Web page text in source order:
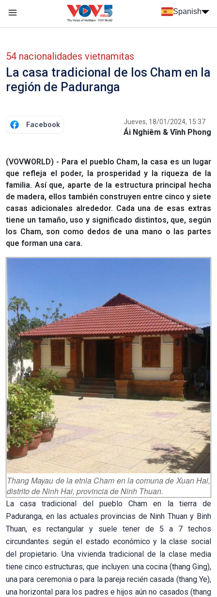
Spanish
54 nacionalidades vietnamitas
La casa tradicional de los Cham en la
región de Paduranga
Facebook Jueves, 18/01/2024, 15:37
Ái Nghiêm & Vĩnh Phong
(VOVWORLD) - Para el pueblo Cham, la casa es un lugar
que refleja el poder, la prosperidad y la riqueza de la
familia. Así que, aparte de la estructura principal hecha
de madera, ellos también construyen entre cinco y siete
casas adicionales alrededor. Cada una de esas extras
tiene un tamaño, uso y significado distintos, que, según
los Cham, son como dedos de una mano o las partes
que forman una cara.
Thang Mayau de la etnia Cham en la comuna de Xuan Hai,
distrito de Ninh Hai, provincia de Ninh Thuan.
La casa tradicional del pueblo Cham en la tierra de
Paduranga, en las actuales provincias de Ninh Thuan y Binh
Thuan, es rectangular y suele tener de 5 a 7 techos
circundantes según el estado económico y la clase social
del propietario. Una vivienda tradicional de la clase media
tiene cinco estructuras, que incluyen: una cocina (thang Ging),
una para ceremonia o para la pareja recién casada (thang Ye),
una horizontal para los padres e hijos aún no casados (thang